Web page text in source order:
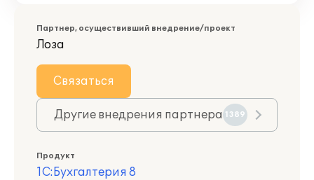
Партнер, осуществивший внедрение/проект
Лоза
Связаться
Другие внедрения партнера 1389
Продукт
1С:Бухгалтерия 8